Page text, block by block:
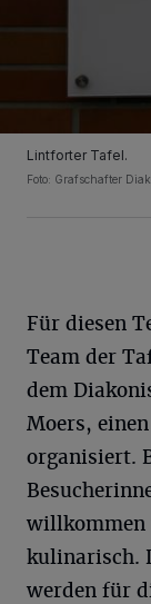
Lintforter Tafel.
Foto: Grafschafter
Für diesen
Team der
dem
Moers,
organisiert.
willkommen
kulinarisch.
werden für